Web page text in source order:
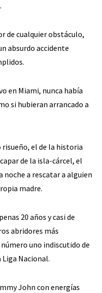
de cualquier obstáculo,
absurdo accidente
en Miami, nunca había
si hubieran arrancado a
risueño, el de la historia
de la isla-cárcel, el
noche a rescatar a alguien
madre.
20 años y casi de
abridores más
uno indiscutido de
Nacional.
John con energías